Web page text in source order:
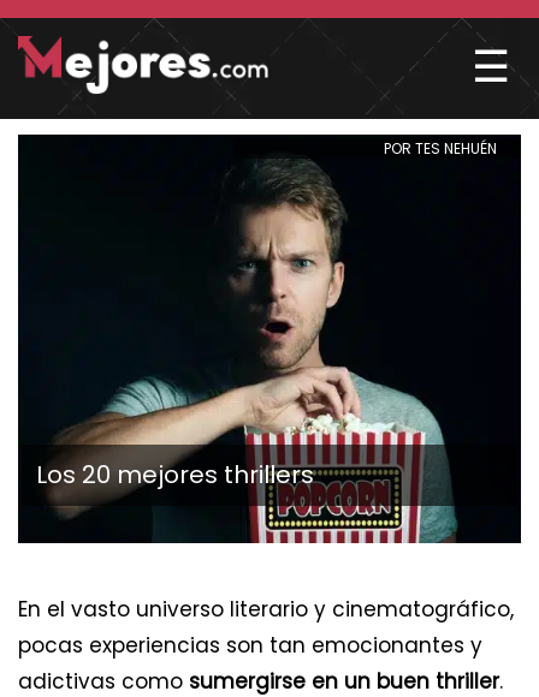
☰
POR TES NEHUÉN
Los 20 mejores thrillers
En el vasto universo literario y cinematográfico,
pocas experiencias son tan emocionantes y
adictivas como sumergirse en un buen thriller.